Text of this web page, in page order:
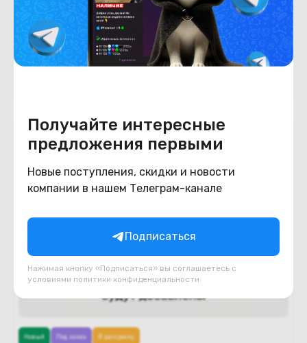
Получайте интересные
предложения первыми
Новые поступления, скидки и новости
компании в нашем Телеграм-канале
Подписаться
Нажимая кнопку «Подписаться» вы соглашаетесь с
условиями политики конфиденциальности
16GB/512GB (белый)
Под заказ
3 380 BYN 4060
Новый Под заказ В рассрочку